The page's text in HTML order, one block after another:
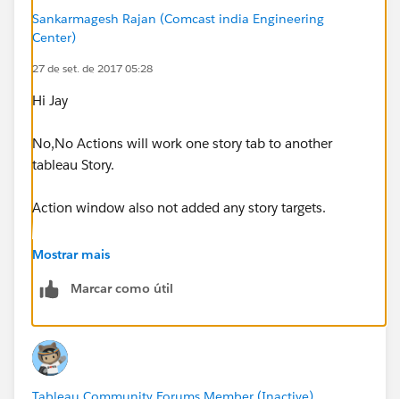
Sankarmagesh Rajan (Comcast india Engineering
Center)
27 de set. de 2017 05:28
Hi Jay
No,No Actions will work one story tab to another
tableau Story.
Action window also not added any story targets.
Thanks
Mostrar mais
Marcar como útil